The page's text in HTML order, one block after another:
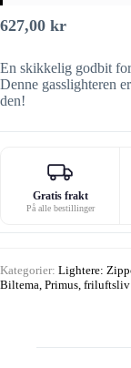
627,00 kr
En skikkelig godbit
Denne gasslighteren
den!
Gratis frakt
På alle bestillinger
Kategorier: Lightere:
Biltema, Primus, friluftsliv